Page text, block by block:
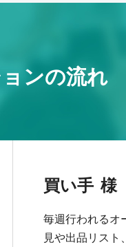
ンの流れ
買い手
毎週行われるオ
見や出品リス